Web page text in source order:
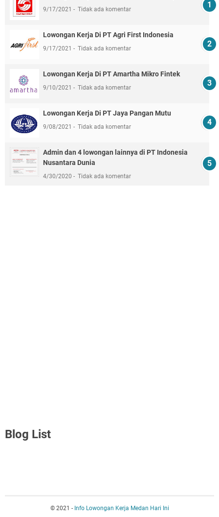
9/17/2021 Tidak ada komentar
Lowongan Kerja Di PT Agri First Indonesia
9/17/2021 Tidak ada komentar
Lowongan Kerja Di PT Amartha Mikro Fintek
9/10/2021 Tidak ada komentar
Lowongan Kerja Di PT Jaya Pangan Mutu
9/08/2021 Tidak ada komentar
Admin dan 4 lowongan lainnya di PT Indonesia
Nusantara Dunia
4/30/2020 Tidak ada komentar
Blog List
© 2021 - Info Lowongan Kerja Medan Hari Ini